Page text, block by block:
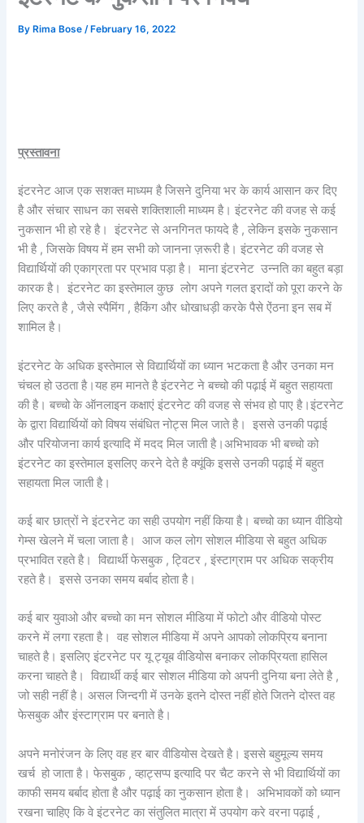
By Rima Bose/ February 16, 2022
प्रस्तावना
इंटरनेट आज एक सशक्त माध्यम है जिसने दुनिया भर के कार्य आसान कर दिए
है और संचार साधन का सबसे शक्तिशाली माध्यम है। इंटरनेट की वजह से कई
नुकसान भी हो रहे है। इंटरनेट से अनगिनत फायदे है , लेकिन इसके नुकसान
भी है , जिसके विषय में हम सभी को जानना ज़रूरी है। इंटरनेट की वजह से
विद्यार्थियों की एकाग्रता पर प्रभाव पड़ा है। माना इंटरनेट उन्नति का बहुत बड़ा
कारक है। इंटरनेट का इस्तेमाल कुछ लोग अपने गलत इरादों को पूरा करने के
लिए करते है , जैसे स्पैमिंग , हैकिंग और धोखाधड़ी करके पैसे ऐंठना इन सब में
शामिल है।
इंटरनेट के अधिक इस्तेमाल से विद्यार्थियों का ध्यान भटकता है और उनका मन
चंचल हो उठता है।यह हम मानते है इंटरनेट ने बच्चो की पढ़ाई में बहुत सहायता
की है। बच्चो के ऑनलाइन कक्षाएं इंटरनेट की वजह से संभव हो पाए है।इंटरनेट
के द्वारा विद्यार्थियों को विषय संबंधित नोट्स मिल जाते है। इससे उनकी पढ़ाई
और परियोजना कार्य इत्यादि में मदद मिल जाती है।अभिभावक भी बच्चो को
इंटरनेट का इस्तेमाल इसलिए करने देते है क्यूंकि इससे उनकी पढ़ाई में बहुत
सहायता मिल जाती है।
कई बार छात्रों ने इंटरनेट का सही उपयोग नहीं किया है। बच्चो का ध्यान वीडियो
गेम्स खेलने में चला जाता है। आज कल लोग सोशल मीडिया से बहुत अधिक
प्रभावित रहते है। विद्यार्थी फेसबुक , ट्विटर , इंस्टाग्राम पर अधिक सक्रीय
रहते है। इससे उनका समय बर्बाद होता है।
कई बार युवाओ और बच्चो का मन सोशल मीडिया में फोटो और वीडियो पोस्ट
करने में लगा रहता है। वह सोशल मीडिया में अपने आपको लोकप्रिय बनाना
चाहते है। इसलिए इंटरनेट पर यू ट्यूब वीडियोस बनाकर लोकप्रियता हासिल
करना चाहते है। विद्यार्थी कई बार सोशल मीडिया को अपनी दुनिया बना लेते है ,
जो सही नहीं है। असल जिन्दगी में उनके इतने दोस्त नहीं होते जितने दोस्त वह
फेसबुक और इंस्टाग्राम पर बनाते है।
अपने मनोरंजन के लिए वह हर बार वीडियोस देखते है। इससे बहुमूल्य समय
खर्च हो जाता है। फेसबुक , व्हाट्सप्प इत्यादि पर चैट करने से भी विद्यार्थियों का
काफी समय बर्बाद होता है और पढ़ाई का नुकसान होता है। अभिभावकों को ध्यान
रखना चाहिए कि वे इंटरनेट का संतुलित मात्रा में उपयोग करे वरना पढ़ाई ,